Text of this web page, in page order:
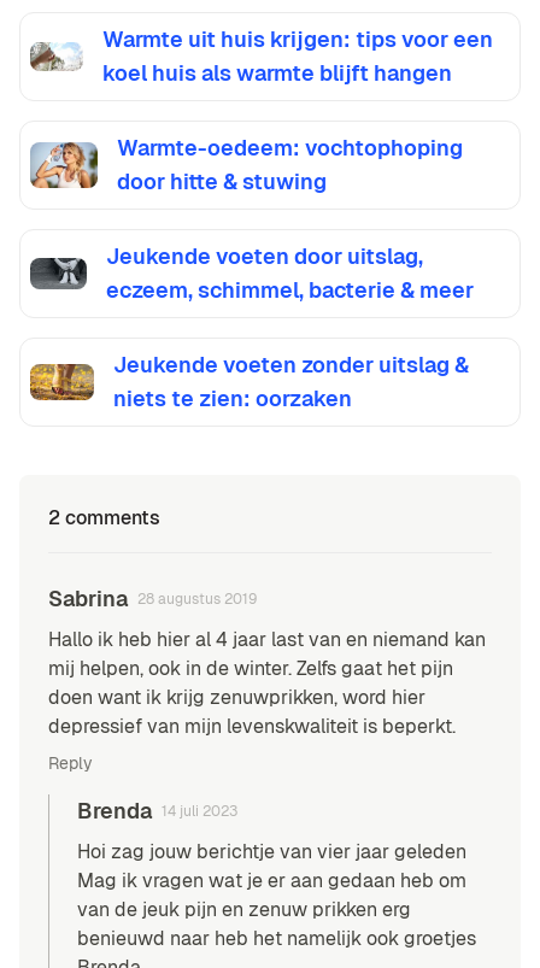
Warmte uit huis krijgen: tips voor een
koel huis als warmte blijft hangen
Warmte-oedeem: vochtophoping
door hitte & stuwing
Jeukende voeten door uitslag,
eczeem, schimmel, bacterie & meer
Jeukende voeten zonder uitslag &
niets te zien: oorzaken
2 comments
Sabrina 28 augustus 2019
Hallo ik heb hier al 4 jaar last van en niemand kan
mij helpen, ook in de winter. Zelfs gaat het pijn
doen want ik krijg zenuwprikken, word hier
depressief van mijn levenskwaliteit is beperkt.
Reply
Brenda 14 juli 2023
Hoi zag jouw berichtje van vier jaar geleden
Mag ik vragen wat je er aan gedaan heb om
van de jeuk pijn en zenuw prikken erg
benieuwd naar heb het namelijk ook groetjes